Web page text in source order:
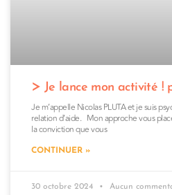
Je lance mon activité !
Je m’appelle Nicolas PLUTA et je suis
relation d’aide. Mon approche vous
la conviction que vous
CONTINUER »
30 octobre 2024 Aucun